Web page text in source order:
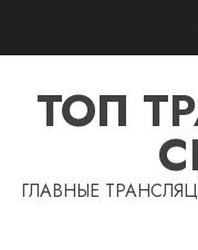
ТОП
ГЛАВНЫЕ